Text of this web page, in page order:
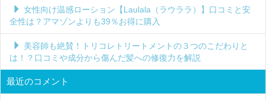
女性向け温感ローション【Laulala（ラウララ）】口コミと安
全性は？アマゾンよりも39％お得に購入
美容師も絶賛！トリコレトリートメントの３つのこだわりと
は！？口コミや成分から傷んだ髪への修復力を解説
最近のコメント